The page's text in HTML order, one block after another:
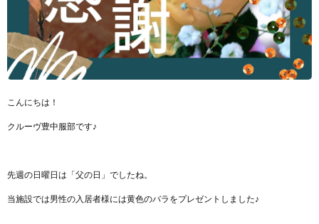
こんにちは！
クルーヴ豊中服部です♪
先週の日曜日は「父の日」でしたね。
当施設では男性の入居者様には黄色のバラをプレゼントしました♪